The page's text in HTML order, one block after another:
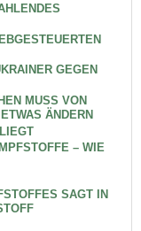
GEGEN
MUSS VON
ÄNDERN
– WIE
SAGT IN